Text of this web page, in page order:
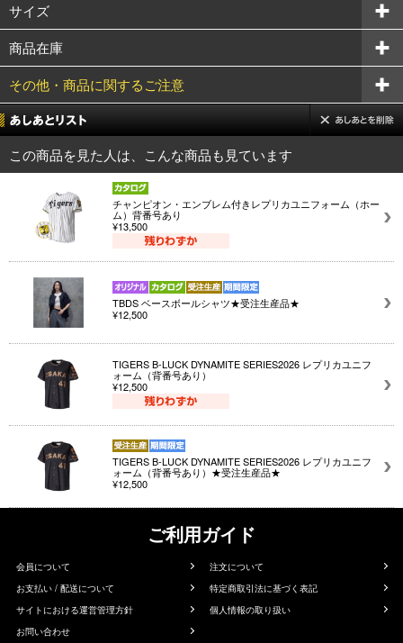
サイズ
商品在庫
その他・商品に関するご注意
この商品を見た人は、こんな商品も見ています
チャンピオン・エンブレム付きレプリカユニフォーム（ホー
ム）背番号あり
¥13,500
TBDS ベースボールシャツ★受注生産品★
¥12,500
TIGERS B-LUCK DYNAMITE SERIES2026 レプリカユニフ
ォーム（背番号あり）
¥12,500
TIGERS B-LUCK DYNAMITE SERIES2026 レプリカユニフ
ォーム（背番号あり）★受注生産品★
¥12,500
ご利用ガイド
会員について
注文について
お支払い / 配送について
特定商取引法に基づく表記
サイトにおける運営管理方針
個人情報の取り扱い
お問い合わせ